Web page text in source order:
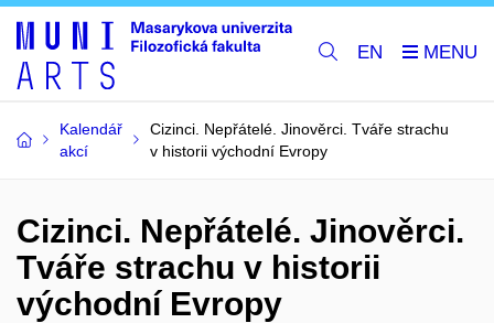
EN
Kalendář
akcí
Cizinci. Nepřátelé. Jinověrci. Tváře strachu
v historii východní Evropy
Cizinci. Nepřátelé. Jinověrci.
Tváře strachu v historii
východní Evropy